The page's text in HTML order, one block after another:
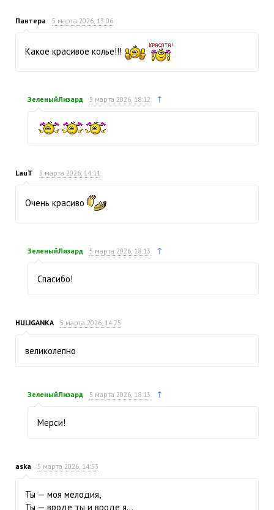
Пантера 5 марта 2026, 13:06
Какое красивое колье!!!
ЗеленыйЛизард 5 марта 2026, 18:12 ↑
LauT 5 марта 2026, 14:11
Очень красиво
ЗеленыйЛизард 5 марта 2026, 18:13 ↑
Спасибо!
HULIGANKA 5 марта 2026, 14:25
великолепно
ЗеленыйЛизард 5 марта 2026, 18:13 ↑
Мерси!
aska 5 марта 2026, 14:53
Ты — моя мелодия,
Ты — вроде ты и вроде я…